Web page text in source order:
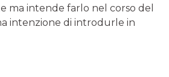
ma intende farlo nel corso del
intenzione di introdurle in